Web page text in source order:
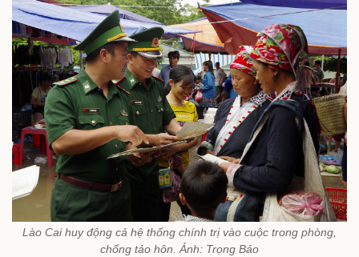
Lào Cai huy động cả hệ thống chính trị vào cuộc trong phòng,
chống tảo hôn. Ảnh: Trọng Bảo